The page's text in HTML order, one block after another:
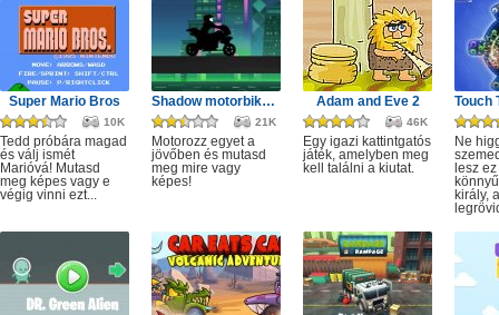
Super Mario Bros
10K
Tedd próbára magad
és válj ismét
Marióvá! Mutasd
meg képes vagy e
végig vinni ezt...
Shadow motorbike rider game
21K
Motorozz egyet a
jövőben és mutasd
meg mire vagy
képes!
Adam and Eve 2
46K
Egy igazi kattintgatós
játék, amelyben meg
kell találni a kiutat.
Ne
lesz
király,